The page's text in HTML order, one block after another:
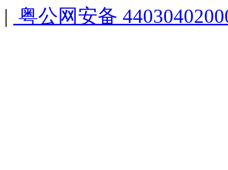
| 粤公网安备